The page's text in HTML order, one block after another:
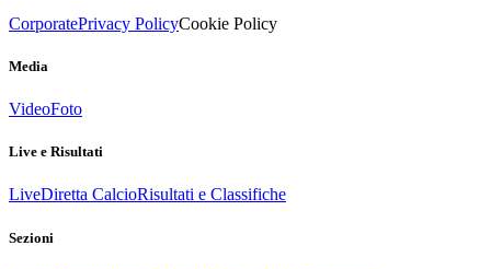
CorporatePrivacy PolicyCookie Policy
Media
VideoFoto
Live e Risultati
LiveDiretta CalcioRisultati e Classifiche
Sezioni